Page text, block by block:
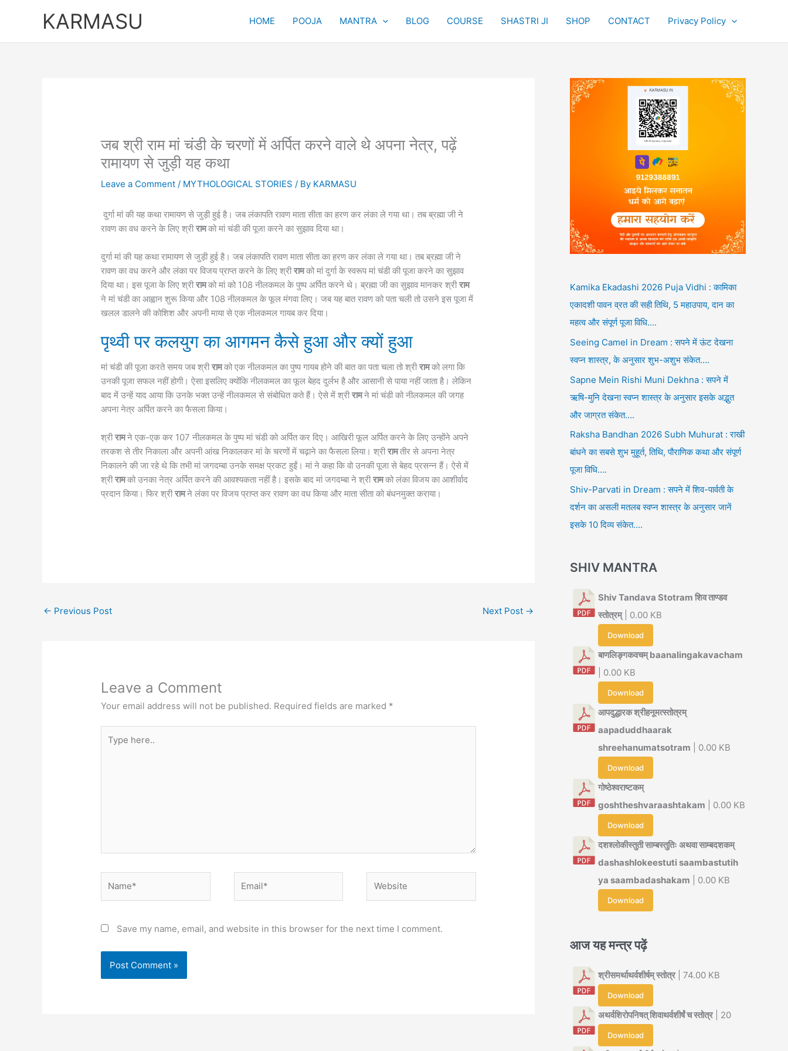
KARMASU HOME POOJA MANTRA BLOG COURSE SHASTRI JI SHOP CONTACT Privacy Policy
जब श्री राम मां चंडी के चरणों में अर्पित करने वाले थे अपना नेत्र, पढ़ें
रामायण से जुड़ी यह कथा
Leave a Comment / MYTHOLOGICAL STORIES / By KARMASU
दुर्गा मां की यह कथा रामायण से जुड़ी हुई है। जब लंकापति रावण माता सीता का हरण कर लंका ले गया था। तब ब्रह्मा जी ने
रावण का वध करने के लिए श्रीरामको मां चंडी की पूजा करने का सुझाव दिया था।
दुर्गा मां की यह कथा रामायण से जुड़ी हुई है। जब लंकापति रावण माता सीता का हरण कर लंका ले गया था। तब ब्रह्मा जी ने
रावण का वध करने और लंका पर विजय प्राप्त करने के लिए श्रीरामको मां दुर्गा के स्वरूप मां चंडी की पूजा करने का सुझाव
दिया था। इस पूजा के लिए श्रीरामको मां को 108 नीलकमल के पुष्प अर्पित करने थे। ब्रह्मा जी का सुझाव मानकर श्रीराम
ने मां चंडी का आह्वान शुरू किया और 108 नीलकमल के फूल मंगवा लिए। जब यह बात रावण को पता चली तो उसने इस पूजा में
खलल डालने की कोशिश और अपनी माया से एक नीलकमल गायब कर दिया।
पृथ्वी पर कलयुग का आगमन कैसे हुआ और क्यों हुआ
मां चंडी की पूजा करते समय जब श्रीरामको एक नीलकमल का पुष्प गायब होने की बात का पता चला तो श्रीरामको लगा कि
उनकी पूजा सफल नहीं होगी। ऐसा इसलिए क्योंकि नीलकमल का फूल बेहद दुर्लभ है और आसानी से पाया नहीं जाता है। लेकिन
बाद में उन्हें याद आया कि उनके भक्त उन्हें नीलकमल से संबोधित कते हैं। ऐसे में श्रीरामने मां चंडी को नीलकमल की जगह
अपना नेत्र अर्पित करने का ​फैसला किया।
श्रीरामने एक-एक कर 107 नीलकमल के पुष्प मां चंडी को अर्पित कर दिए। आखिरी फूल अर्पित करने के लिए उन्होंने अपने
तरकश से तीर निकाला और अपनी आंख निकालकर मां के चरणों में चढ़ाने का फैसला लिया। श्रीरामतीर से अपना नेत्र
निकालने की जा रहे थे कि तभी मां जगदम्बा उनके समक्ष प्रकट हुईं। मां ने कहा कि वो उनकी पूजा से बेहद प्रसन्न हैं। ऐसे में
श्रीरामको उनका नेत्र अर्पित करने की आवश्यकता नहीं है। इसके बाद मां जगदम्बा ने श्रीरामको लंका विजय का आशीर्वाद
प्रदान किया। फिर श्रीरामने लंका पर विजय प्राप्त कर रावण का वध किया और माता सीता को बंधनमुक्त कराया।
← Previous Post Next Post →
Leave a Comment
Your email address will not be published. Required fields are marked *
here..
Save my name, email, and website in this browser for the next time I comment.
Kamika Ekadashi 2026 Puja Vidhi : कामिका
एकादशी पावन व्रत की सही तिथि, 5 महाउपाय, दान का
महत्व और संपूर्ण पूजा विधि….
Seeing Camel in Dream : सपने में ऊंट देखना
स्वप्न शास्त्र, के अनुसार शुभ-अशुभ संकेत….
Sapne Mein Rishi Muni Dekhna : सपने में
ऋषि-मुनि देखना स्वप्न शास्त्र के अनुसार इसके अद्भुत
और जाग्रत संकेत….
Raksha Bandhan 2026 Subh Muhurat : राखी
बांधने का सबसे शुभ मुहूर्त, तिथि, पौराणिक कथा और संपूर्ण
पूजा विधि….
Shiv-Parvati in Dream : सपने में शिव-पार्वती के
दर्शन का असली मतलब स्वप्न शास्त्र के अनुसार जानें
इसके 10 दिव्य संकेत….
SHIV MANTRA
Shiv Tandava Stotram शिव ताण्डव
स्तोत्रम्| 0.00 KB
Download
बाणलिङ्गकवचम् baanalingakavacham
| 0.00 KB
Download
आपदुद्धारक श्रीहनूमत्स्तोत्रम्
aapaduddhaarak
shreehanumatsotram | 0.00 KB
Download
गोष्ठेश्वराष्टकम्
goshtheshvaraashtakam | 0.00 KB
Download
दशश्लोकीस्तुती साम्बस्तुतिः अथवा साम्बदशकम्
dashashlokeestuti saambastutih
ya saambadashakam | 0.00 KB
Download
आज यह मन्त्र पढ़ें
श्रीसमर्थाथर्वशीर्षम् स्तोत्र| 74.00 KB
Download
अथर्वशिरोपनिषत् शिवाथर्वशीर्षं च स्तोत्र| 20
Download